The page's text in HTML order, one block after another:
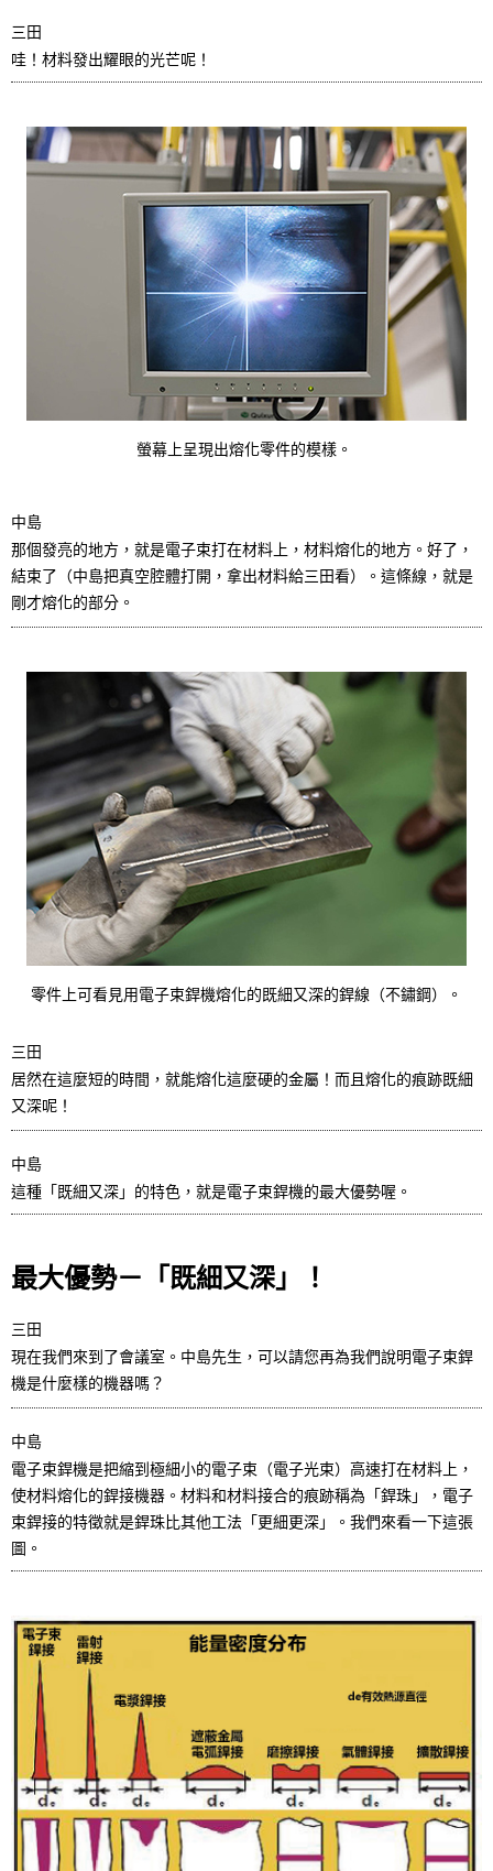
三田
哇！材料發出耀眼的光芒呢！
螢幕上呈現出熔化零件的模樣。
中島
那個發亮的地方，就是電子束打在材料上，材料熔化的地方。好了，
結束了（中島把真空腔體打開，拿出材料給三田看）。這條線，就是
剛才熔化的部分。
零件上可看見用電子束銲機熔化的既細又深的銲線（不鏽鋼）。
三田
居然在這麼短的時間，就能熔化這麼硬的金屬！而且熔化的痕跡既細
又深呢！
中島
這種「既細又深」的特色，就是電子束銲機的最大優勢喔。
最大優勢－「既細又深」！
三田
現在我們來到了會議室。中島先生，可以請您再為我們說明電子束銲
機是什麼樣的機器嗎？
中島
電子束銲機是把縮到極細小的電子束（電子光束）高速打在材料上，
使材料熔化的銲接機器。材料和材料接合的痕跡稱為「銲珠」，電子
束銲接的特徵就是銲珠比其他工法「更細更深」。我們來看一下這張
圖。